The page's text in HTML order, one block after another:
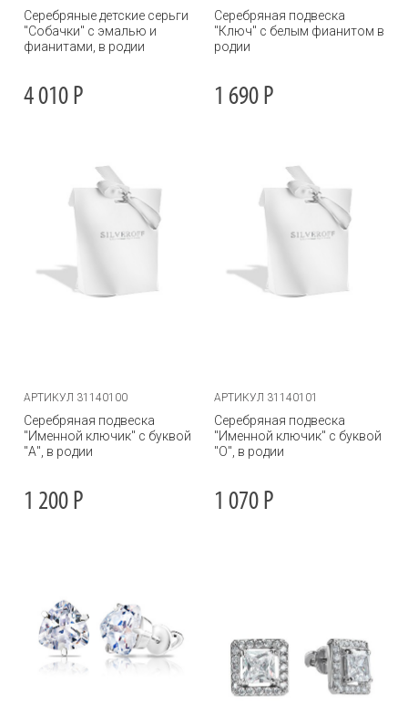
Серебряные детские серьги
"Собачки" с эмалью и
фианитами, в родии
4 010 Р
Серебряная подвеска
"Ключ" с белым фианитом в
родии
1 690 Р
АРТИКУЛ 31140100
Серебряная подвеска
"Именной ключик" с буквой
"А", в родии
1 200 Р
АРТИКУЛ 31140101
Серебряная подвеска
"Именной ключик" с буквой
"О", в родии
1 070 Р